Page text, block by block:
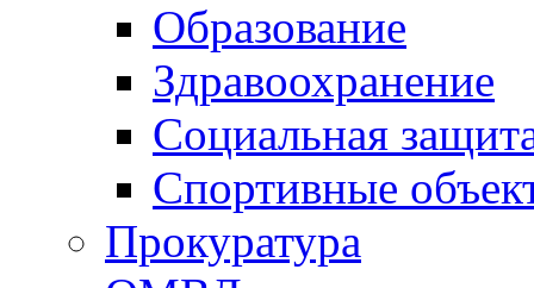
Образование
Здравоохранение
Социальная
Спортивные
Прокуратура